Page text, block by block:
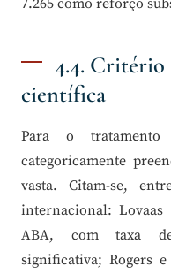
4.4.
científica
Para o
categoricamente
vasta. Citam-se,
internacional: Lovaas
ABA, com taxa de
significativa; Rogers